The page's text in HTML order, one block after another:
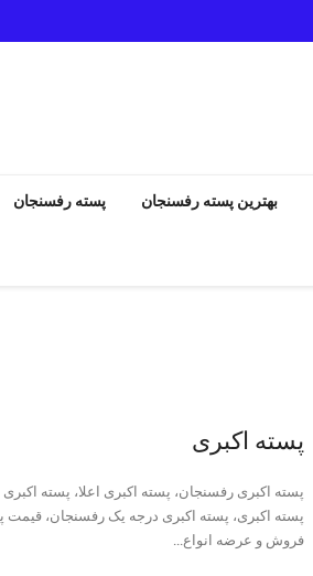
بهترین پسته رفسنجان پسته رفسنجان
پسته اکبری
پسته اکبری رفسنجان، پسته اکبری اعلا، پسته
پسته اکبری، پسته اکبری درجه یک رفسنجان، قیمت
فروش و عرضه انواع...
انواع پسته رفسنجان